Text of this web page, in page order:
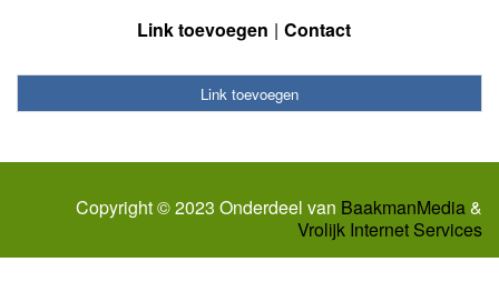
Link toevoegen Contact
Link toevoegen
Copyright © 2023 Onderdeel van BaakmanMedia&
Vrolijk Internet Services